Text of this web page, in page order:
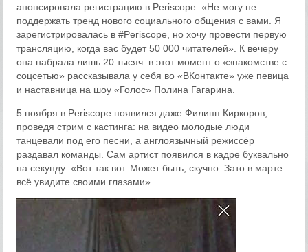
анонсировала регистрацию в Periscope: «Не могу не
поддержать тренд нового социального общения с вами. Я
зарегистрировалась в #Periscope, но хочу провести первую
трансляцию, когда вас будет 50 000 читателей». К вечеру
она набрала лишь 20 тысяч: в этот момент о «знакомстве с
соцсетью» рассказывала у себя во «ВКонтакте» уже певица
и наставница на шоу «Голос» Полина Гагарина.
5 ноября в Periscope появился даже Филипп Киркоров,
проведя стрим с кастинга: на видео молодые люди
танцевали под его песни, а англоязычный режиссёр
раздавал команды. Сам артист появился в кадре буквально
на секунду: «Вот так вот. Может быть, скучно. Зато в марте
всё увидите своими глазами».